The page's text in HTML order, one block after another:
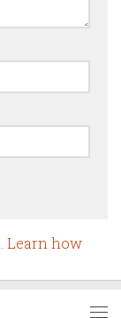
Learn how